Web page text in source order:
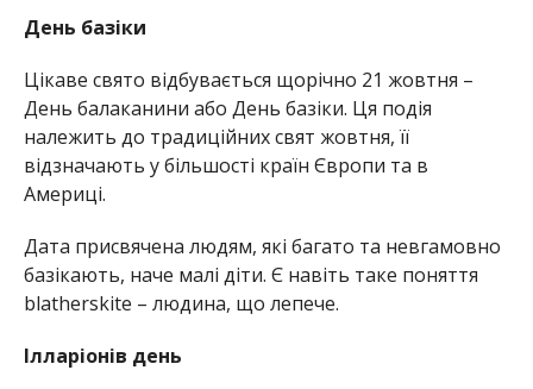
День базіки
Цікаве свято відбувається щорічно 21 жовтня –
День балаканини або День базіки. Ця подія
належить до традиційних свят жовтня, її
відзначають у більшості країн Європи та в
Америці.
Дата присвячена людям, які багато та невгамовно
базікають, наче малі діти. Є навіть таке поняття
blatherskite – людина, що лепече.
Ілларіонів день